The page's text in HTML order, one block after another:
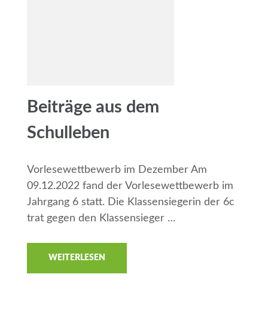
Beiträge aus dem
Schulleben
Vorlesewettbewerb im Dezember Am
09.12.2022 fand der Vorlesewettbewerb im
Jahrgang 6 statt. Die Klassensiegerin der 6c
trat gegen den Klassensieger …
WEITERLESEN